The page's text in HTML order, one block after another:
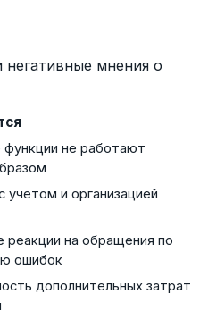
мнения о
не работают
учетом и организацией
реакции на обращения по
ошибок
дополнительных затрат